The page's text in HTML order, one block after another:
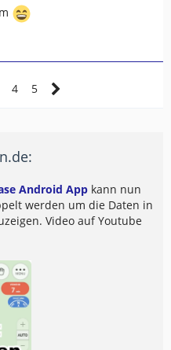
4 5
Android App kann nun
werden um die Daten in
Video auf Youtube